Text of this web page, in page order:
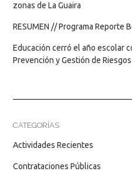
zonas de La Guaira
RESUMEN // Programa Reporte
Educación cerró el año escolar
Prevención y Gestión de Riesgos
CATEGORÍAS
Actividades Recientes
Contrataciones Públicas